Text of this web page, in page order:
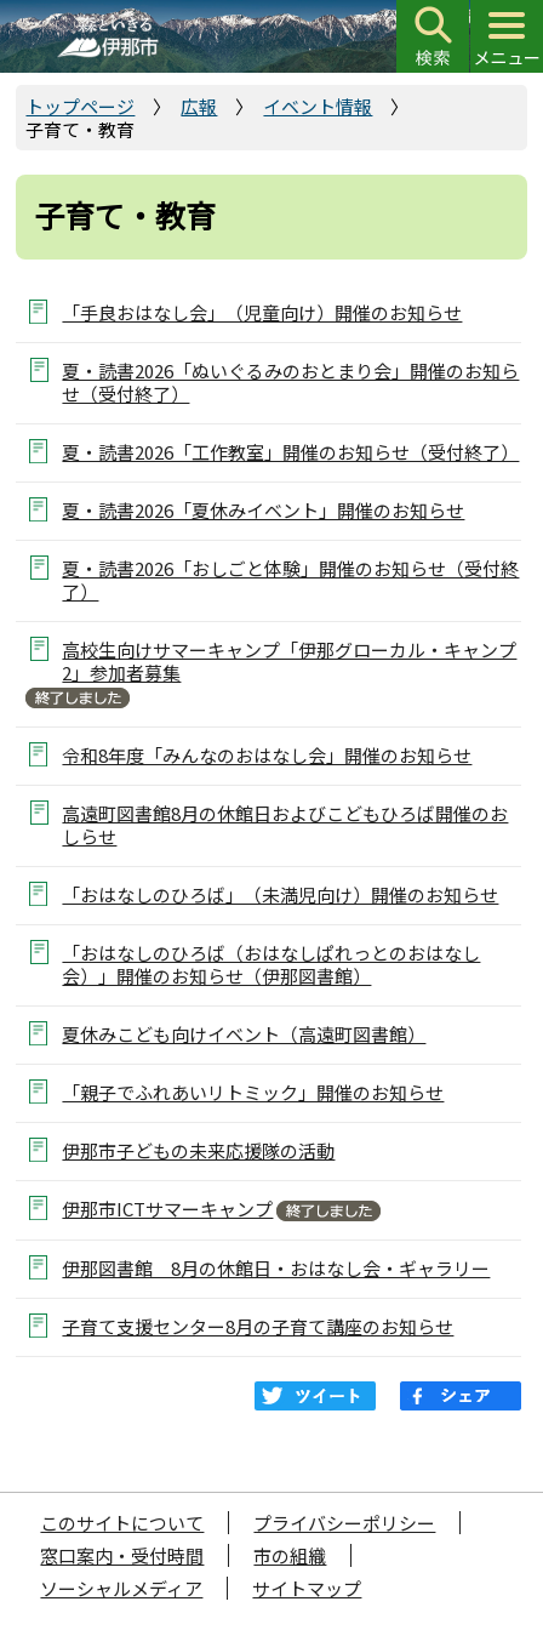
こ
の
ペ
で
トップページ 広報
イベント情報
子育て・教育
子育て・教育
「手良おはなし会」（児童向け）開催のお知らせ
夏・読書2026「ぬいぐるみのおとまり会」開催のお知ら
せ（受付終了）
夏・読書2026「工作教室」開催のお知らせ（受付終了）
夏・読書2026「夏休みイベント」開催のお知らせ
夏・読書2026「おしごと体験」開催のお知らせ（受付終
了）
高校生向けサマーキャンプ「伊那グローカル・キャンプ
2」参加者募集
令和8年度「みんなのおはなし会」開催のお知らせ
高遠町図書館8月の休館日およびこどもひろば開催のお
しらせ
「おはなしのひろば」（未満児向け）開催のお知らせ
「おはなしのひろば（おはなしぱれっとのおはなし
会）」開催のお知らせ（伊那図書館）
夏休みこども向けイベント（高遠町図書館）
「親子でふれあいリトミック」開催のお知らせ
伊那市子どもの未来応援隊の活動
伊那市ICTサマーキャンプ
伊那図書館 8月の休館日・おはなし会・ギャラリー
子育て支援センター8月の子育て講座のお知らせ
このサイトについて
プライバシーポリシー
窓口案内・受付時間
市の組織
ソーシャルメディア
サイトマップ